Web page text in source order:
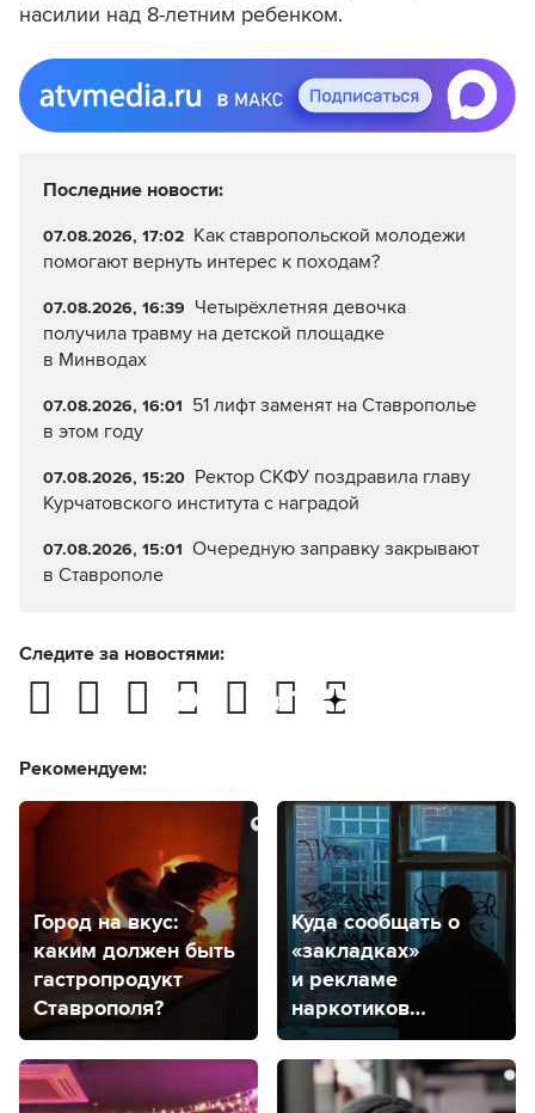
насилии над 8-летним ребенком.
Последние новости:
07.08.2026, 17:02 Как ставропольской молодежи
помогают вернуть интерес к походам?
07.08.2026, 16:39 Четырёхлетняя девочка
получила травму на детской площадке
в Минводах
07.08.2026, 16:01 51 лифт заменят на Ставрополье
в этом году
07.08.2026, 15:20 Ректор СКФУ поздравила главу
Курчатовского института с наградой
07.08.2026, 15:01 Очередную заправку закрывают
в Ставрополе
Следите за новостями:
Рекомендуем:
Город на вкус:
каким должен быть
гастропродукт
Ставрополя?
Куда сообщать о
«закладках»
и рекламе
наркотиков
на стенах
в Ставрополе?